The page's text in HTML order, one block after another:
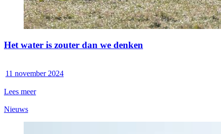
Het water is zouter dan we denken
11 november 2024
Lees meer
Nieuws